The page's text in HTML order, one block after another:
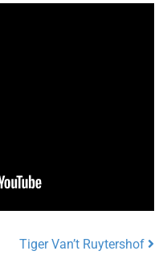
Tiger Van’t Ruytershof